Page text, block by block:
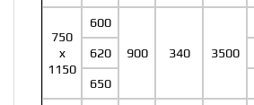
750
x
1150
600
900 340 3500
620
650